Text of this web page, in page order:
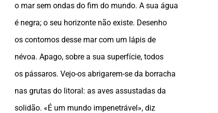
o mar sem ondas do fim do mundo. A sua água
é negra; o seu horizonte não existe. Desenho
os contornos desse mar com um lápis de
névoa. Apago, sobre a sua superfície, todos
os pássaros. Vejo-os abrigarem-se da borracha
nas grutas do litoral: as aves assustadas da
solidão. «É um mundo impenetrável», diz